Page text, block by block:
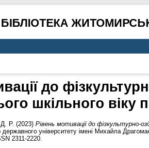
до
шкільного віку
Р. (2023) Рівень мотивації до фізкультурно-
державного університету імені Михайла
2311-2220.